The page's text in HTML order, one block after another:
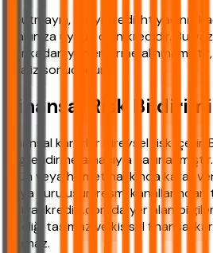
Unutmayın, en iyi kredi ihtiyacınız
planınıza uygun olan kredidir. Bu
bankadan yönlendirme
analiz sonucudur.
Finansal Risk Bildirimi
Finansal kararlar bireysel risk içerir.
bilgilendirme amacıyla
ürün veya hizmet hakkında karar
veya kuruluşun resmi kanallarından
ihtiyackredisi.com'da yer alan
niteliği taşımaz ve kişisel finansal
olamaz.